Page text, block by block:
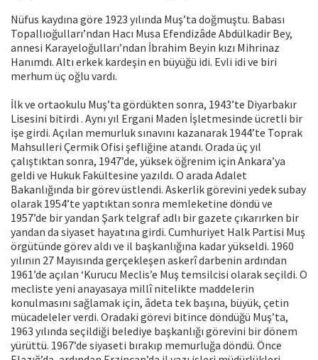
Nüfus kaydına göre 1923 yılında Muş’ta doğmuştu. Babası
Topallıoğulları’ndan Hacı Musa Efendizâde Abdülkadir Bey,
annesi Karayeloğulları’ndan İbrahim Beyin kızı Mihrinaz
Hanımdı. Altı erkek kardeşin en büyüğü idi. Evli idi ve biri
merhum üç oğlu vardı.
İlk ve ortaokulu Muş’ta gördükten sonra, 1943’te Diyarbakır
Lisesini bitirdi . Aynı yıl Ergani Maden İşletmesinde ücretli bir
işe girdi. Açılan memurluk sınavını kazanarak 1944’te Toprak
Mahsulleri Çermik Ofisi şefliğine atandı. Orada üç yıl
çalıştıktan sonra, 1947’de, yüksek öğrenim için Ankara’ya
geldi ve Hukuk Fakültesine yazıldı. O arada Adalet
Bakanlığında bir görev üstlendi. Askerlik görevini yedek subay
olarak 1954’te yaptıktan sonra memleketine döndü ve
1957’de bir yandan Şark telgraf adlı bir gazete çıkarırken bir
yandan da siyaset hayatına girdi. Cumhuriyet Halk Partisi Muş
örgütünde görev aldı ve il başkanlığına kadar yükseldi. 1960
yılının 27 Mayısında gerçekleşen askerî darbenin ardından
1961’de açılan ‘Kurucu Meclis’e Muş temsilcisi olarak seçildi. O
mecliste yeni anayasaya millî nitelikte maddelerin
konulmasını sağlamak için, âdeta tek başına, büyük, çetin
mücadeleler verdi. Oradaki görevi bitince döndüğü Muş’ta,
1963 yılında seçildiği belediye başkanlığı görevini bir dönem
yürüttü. 1967’de siyaseti bırakıp memurluğa döndü. Önce